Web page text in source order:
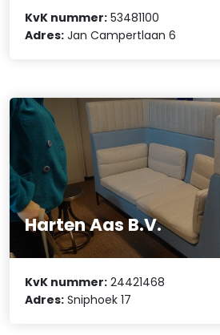
KvK nummer: 53481100
Adres: Jan Campertlaan 6
Harten Aas B.V.
KvK nummer: 24421468
Adres: Sniphoek 17